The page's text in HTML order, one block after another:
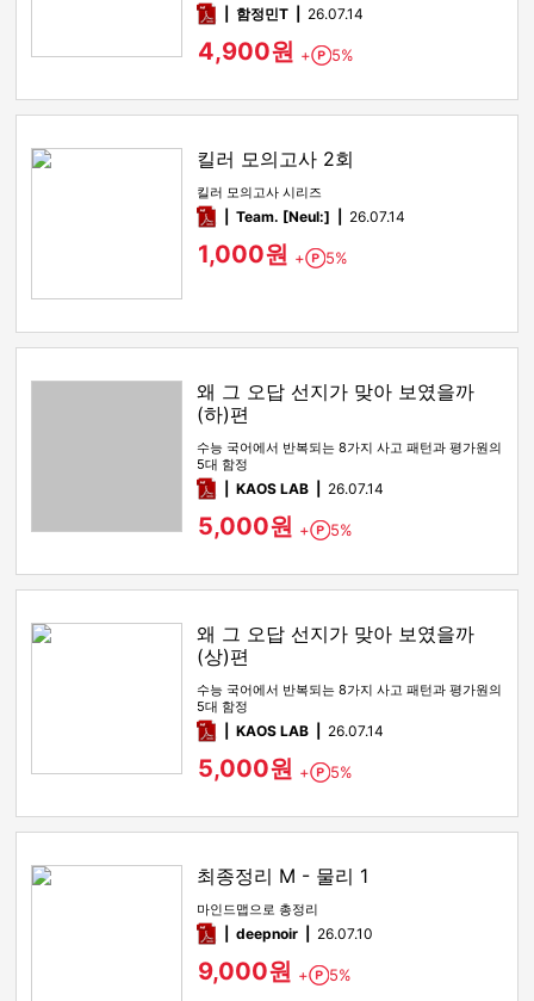
pdf함정민T 26.07.14
4,900원 + Point
5%
킬러 모의고사 2회
킬러 모의고사 시리즈
pdfTeam. [Neul:] 26.07.14
1,000원 + Point
5%
왜 그 오답 선지가 맞아 보였을까
(하)편
수능 국어에서 반복되는 8가지 사고 패턴과 평가원의
5대 함정
pdfKAOS LAB 26.07.14
5,000원 + Point
5%
왜 그 오답 선지가 맞아 보였을까
(상)편
수능 국어에서 반복되는 8가지 사고 패턴과 평가원의
5대 함정
pdfKAOS LAB 26.07.14
5,000원 + Point
5%
최종정리 M - 물리 1
마인드맵으로 총정리
pdfdeepnoir 26.07.10
9,000원 + Point
5%